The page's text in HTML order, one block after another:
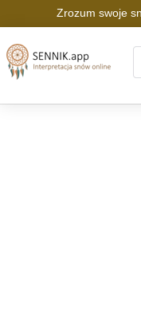
Zrozum swoje